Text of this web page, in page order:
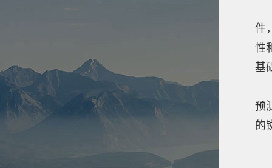
件
性
基
预
的